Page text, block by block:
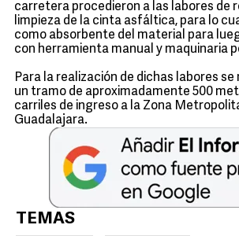
carretera procedieron a las labores de
limpieza de la cinta asfáltica, para lo
como absorbente del material para
con herramienta manual y maquinaria
Para la realización de dichas labores
un tramo de aproximadamente 500
carriles de ingreso a la Zona
Guadalajara.
TEMAS